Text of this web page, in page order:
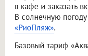
в кафе и заказать
В солнечную
«РиоПляж».
Базовый тариф